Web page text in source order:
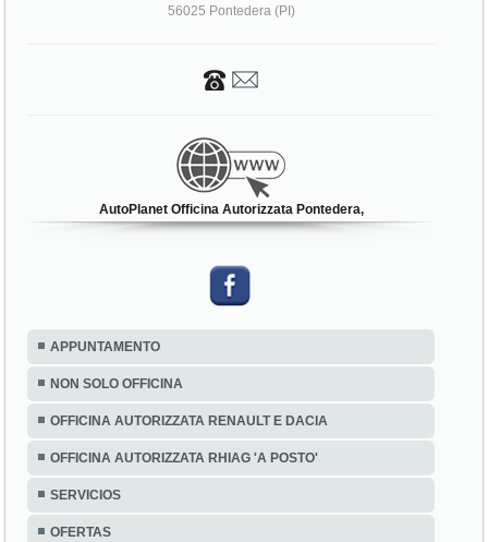
56025 Pontedera (PI)
AutoPlanet Officina Autorizzata Pontedera,
APPUNTAMENTO
NON SOLO OFFICINA
OFFICINA AUTORIZZATA RENAULT E DACIA
OFFICINA AUTORIZZATA RHIAG 'A POSTO'
SERVICIOS
OFERTAS